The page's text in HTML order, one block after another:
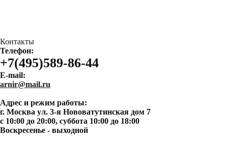
Контакты
Телефон:
+7(495)589-86-44
E-mail:
arnir@mail.ru
Адрес и режим работы:
г. Москва ул. 3-я Нововатутинская дом 7
с 10:00 до 20:00, суббота 10:00 до 18:00
Воскресенье - выходной